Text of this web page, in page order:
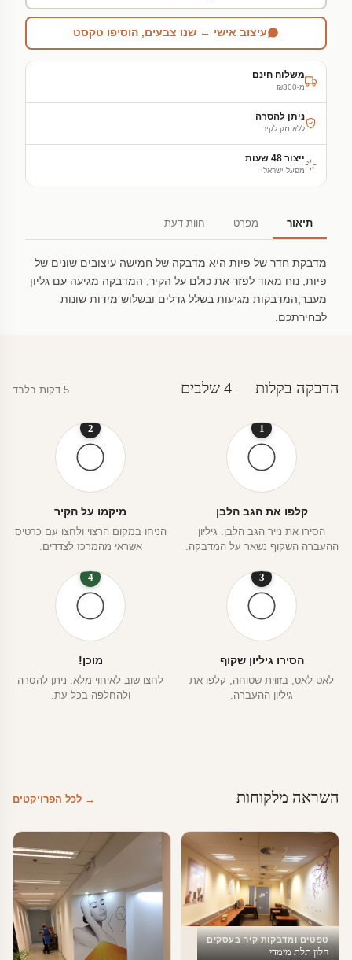
עיצוב אישי ← שנו צבעים, הוסיפו טקסט
משלוח חינם
מ-₪300
ניתן להסרה
ללא נזק לקיר
ייצור 48 שעות
מפעל ישראלי
תיאור מפרט חוות דעת
מדבקת חדר של פיות היא מדבקה של חמישה עיצובים שונים של
פיות, נוח מאוד לפזר את כולם על הקיר, המדבקה מגיעה עם גליון
מעבר,המדבקות מגיעות בשלל גדלים ובשלוש מידות שונות
לבחירתכם.
הדבקה בקלות — 4 שלבים 5 דקות בלבד
1
קלפו את הגב הלבן
הסירו את נייר הגב הלבן. גיליון
ההעברה השקוף נשאר על המדבקה.
2
מיקמו על הקיר
הניחו במקום הרצוי ולחצו עם כרטיס
אשראי מהמרכז לצדדים.
3
הסירו גיליון שקוף
לאט-לאט, בזווית שטוחה, קלפו את
גיליון ההעברה.
4
מוכן!
לחצו שוב לאיחוי מלא. ניתן להסרה
ולהחלפה בכל עת.
השראה מלקוחות → לכל הפרויקטים
טפטים ומדבקות קיר בעסקים
חלון תלת מימדי